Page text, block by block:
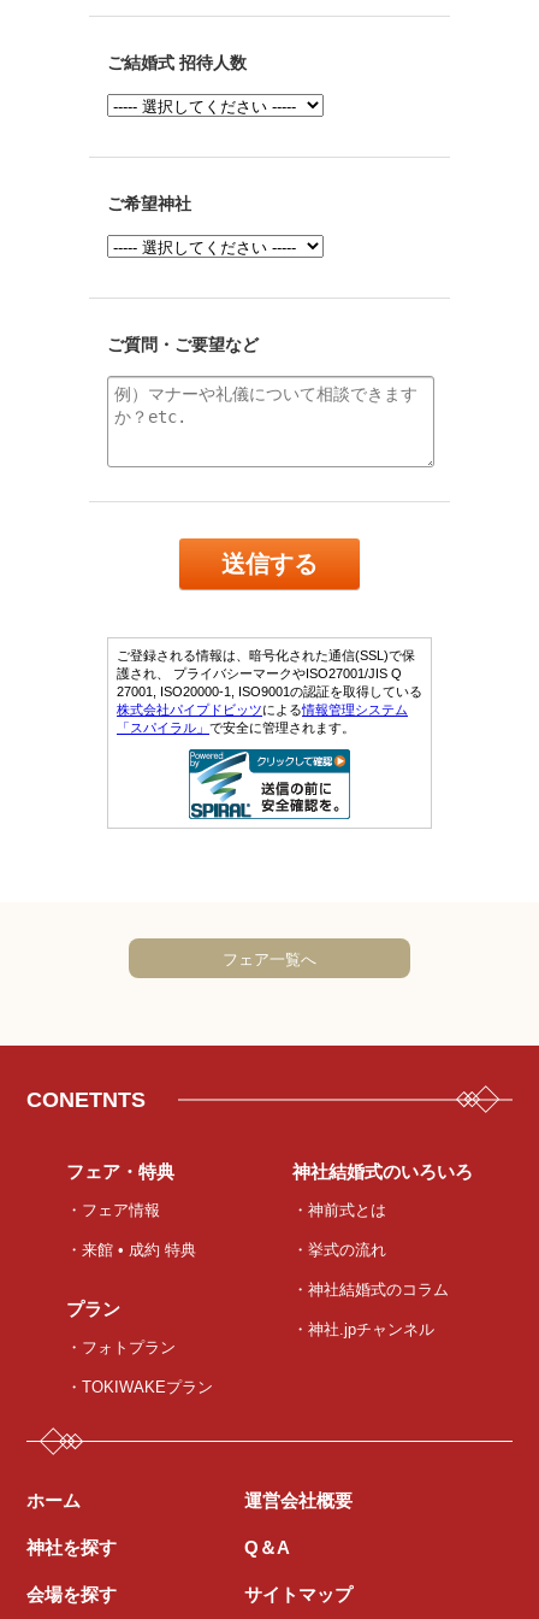
フェア一覧へ
CONETNTS
フェア・特典
・フェア情報
・来館 • 成約 特典
プラン
・フォトプラン
・TOKIWAKEプラン
神社結婚式のいろいろ
・神前式とは
・挙式の流れ
・神社結婚式のコラム
・神社.jpチャンネル
ホーム
神社を探す
会場を探す
運営会社概要
Q＆A
サイトマップ